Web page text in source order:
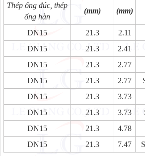
Thép ống đúc, thép
ống hàn
(mm) (mm)
DN15 21.3 2.11
DN15
21.3 2.41
DN15
21.3 2.77
DN15
21.3 2.77
DN15
21.3 3.73
DN15
21.3 3.73
DN15
21.3 4.78
DN15
21.3 7.47